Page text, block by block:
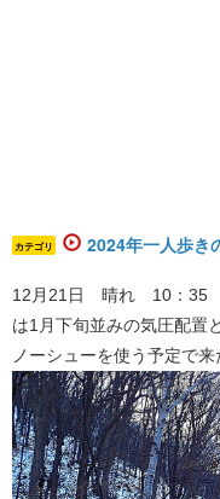
カテゴリ 2024年一人歩き
12月21日 晴れ 10：35
は1月下旬並みの気圧配置
ノーシューを使う予定で